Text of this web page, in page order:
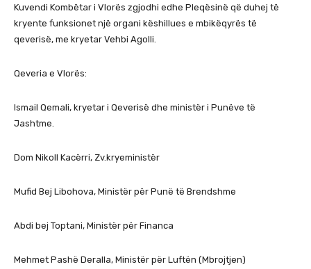
Kuvendi Kombëtar i Vlorës zgjodhi edhe Pleqësinë që duhej të
kryente funksionet një organi këshillues e mbikëqyrës të
qeverisë, me kryetar Vehbi Agolli.
Qeveria e Vlorës:
Ismail Qemali, kryetar i Qeverisë dhe ministër i Punëve të
Jashtme.
Dom Nikoll Kacërri, Zv.kryeministër
Mufid Bej Libohova, Ministër për Punë të Brendshme
Abdi bej Toptani, Ministër për Financa
Mehmet Pashë Deralla, Ministër për Luftën (Mbrojtjen)